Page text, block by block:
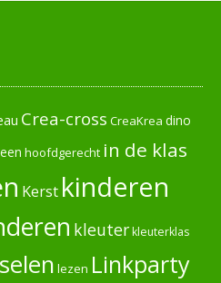
Crea-cross CreaKrea dino
hoofdgerecht in de klas
Kerst kinderen
kleuterkleuterklas
lezen Linkparty